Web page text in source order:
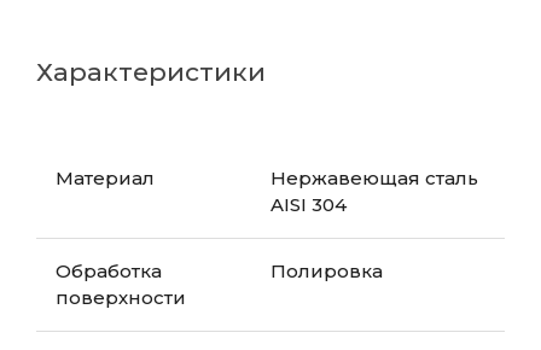
Характеристики
Материал
Нержавеющая сталь
AISI 304
Обработка
поверхности
Полировка